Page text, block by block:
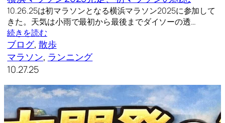
10.26.25は初マラソンとなる横浜マラソン2025に参加して
きた。天気は小雨で最初から最後までダイソーの透…
続きを読む
ブログ, 散歩
マラソン, ランニング
10.27.25